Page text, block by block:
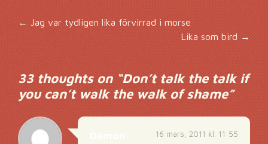
Inläggsnavigering
←Jag var tydligen lika förvirrad i morse
Lika som bird →
33 thoughts on “Don’t talk the talk if
you can’t walk the walk of shame”
16 mars, 2011 kl. 11:55